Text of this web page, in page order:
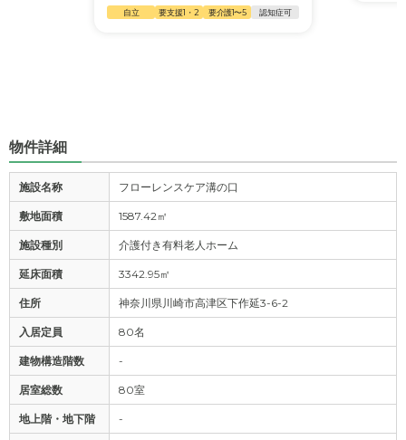
自立 要支援1・2 要介護1〜5 認知症可
物件詳細
施設名称 フローレンスケア溝の口
敷地面積 1587.42㎡
施設種別 介護付き有料老人ホーム
延床面積 3342.95㎡
住所 神奈川県川崎市高津区下作延3-6-2
入居定員 80名
建物構造階数 -
居室総数 80室
地上階・地下階 -